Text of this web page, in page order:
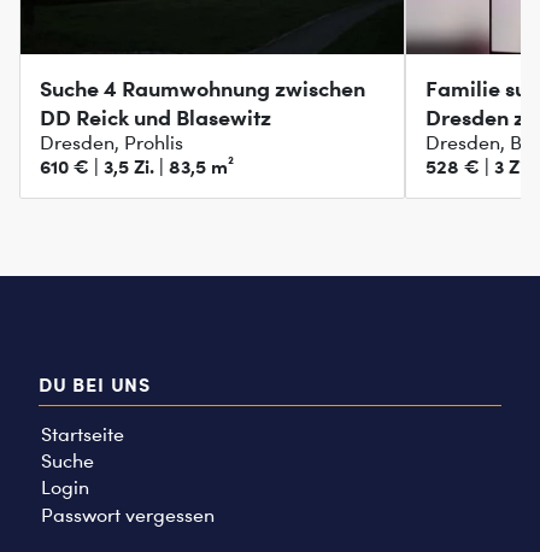
Suche 4 Raumwohnung zwischen
DD Reick und Blasewitz
Dresden, Prohlis
610 € | 3,5 Zi. | 83,5 m²
Familie
Dresden
Dresden,
528 € | 3 Zi. |
DU BEI UNS
Startseite
Suche
Login
Passwort vergessen